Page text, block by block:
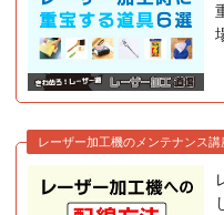
レーザー加工機のメンテナンス講